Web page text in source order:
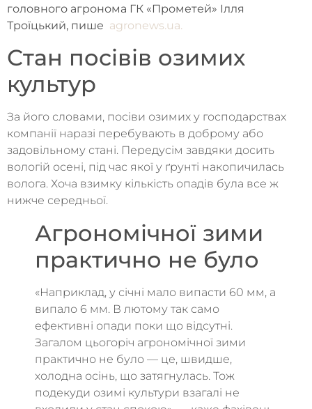
головного агронома ГК «Прометей» Ілля
Троїцький, пише agronews.ua.
Стан посівів озимих
культур
За його словами, посіви озимих у господарствах
компанії наразі перебувають в доброму або
задовільному стані. Передусім завдяки досить
вологій осені, під час якої у ґрунті накопичилась
волога. Хоча взимку кількість опадів була все ж
нижче середньої.
Агрономічної зими
практично не було
«Наприклад, у січні мало випасти 60 мм, а
випало 6 мм. В лютому так само
ефективні опади поки що відсутні.
Загалом цьогоріч агрономічної зими
практично не було — це, швидше,
холодна осінь, що затягнулась. Тож
подекуди озимі культури взагалі не